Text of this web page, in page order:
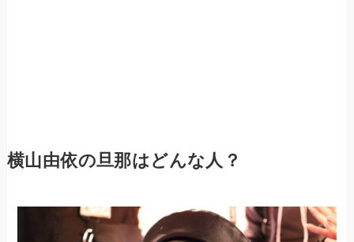
横山由依の旦那はどんな人？